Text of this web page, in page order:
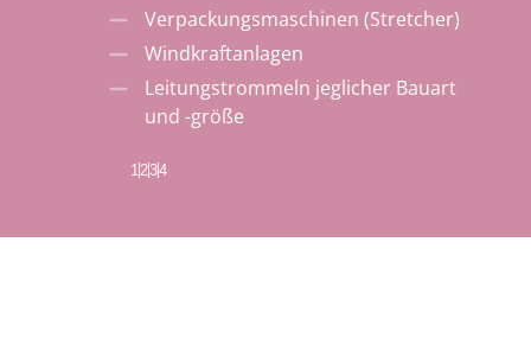
Verpackungsmaschinen (Stretcher)
Windkraftanlagen
Leitungstrommeln jeglicher Bauart
und -größe